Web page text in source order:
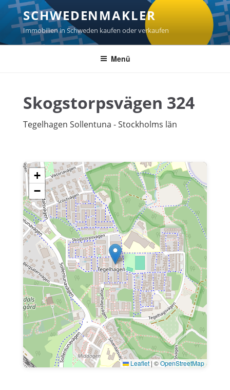
Zum
Inhalt
springen
SCHWEDENMAKLER
Immobilien in Schweden kaufen oder verkaufen
Menü
Skogstorpsvägen 324
Tegelhagen Sollentuna - Stockholms län
+
−
Leaflet | ©OpenStreetMap